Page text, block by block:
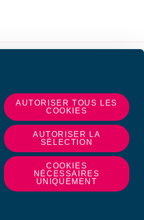
AUTORISER TOUS LES
COOKIES
AUTORISER LA
SÉLECTION
COOKIES
NÉCESSAIRES
UNIQUEMENT